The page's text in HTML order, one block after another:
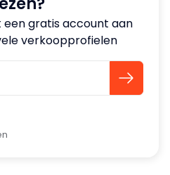
een gratis account aan
verkoopprofielen